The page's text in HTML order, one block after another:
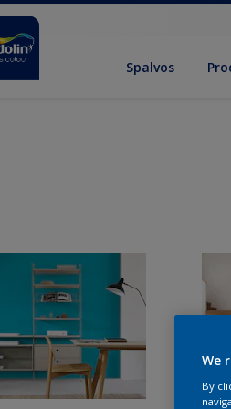
Spalvos
We
By